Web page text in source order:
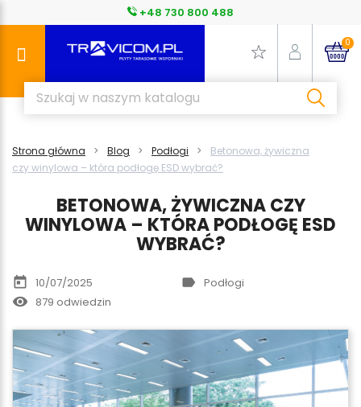
+48 730 800 488
0
Strona główna Blog Podłogi
Betonowa, żywiczna
czy winylowa – która podłogę ESD wybrać?
BETONOWA, ŻYWICZNA CZY
WINYLOWA – KTÓRA PODŁOGĘ ESD
WYBRAĆ?
today 10/07/2025 label Podłogi
remove_red_eye 879 odwiedzin